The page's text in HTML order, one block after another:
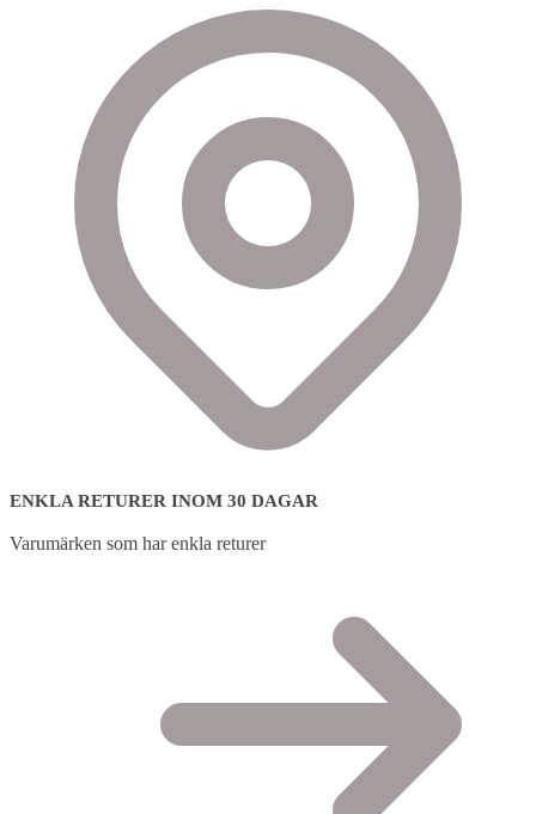
ENKLA RETURER INOM 30 DAGAR
Varumärken som har enkla returer